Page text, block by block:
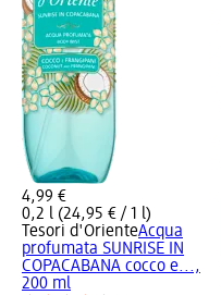
4,99 €
0,2 l (24,95 € / 1 l)
Tesori d'OrienteAcqua
profumata SUNRISE IN
COPACABANA cocco e...,
200 ml